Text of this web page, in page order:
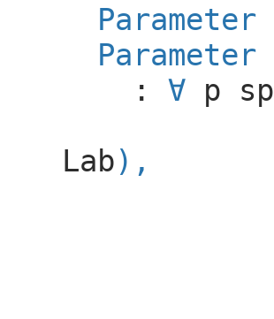
Parameter
Parameter
:
p sp
Lab),